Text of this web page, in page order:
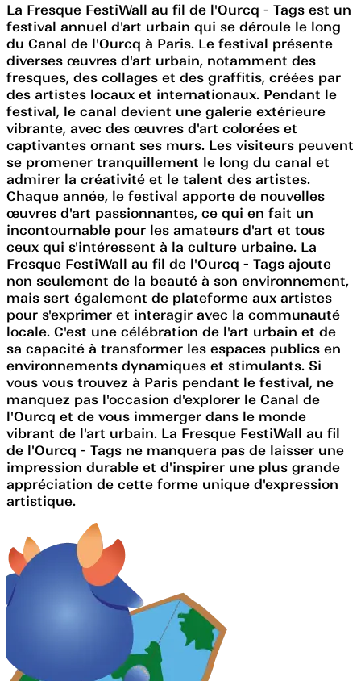
La Fresque FestiWall au fil de l'Ourcq - Tags est un
festival annuel d'art urbain qui se déroule le long
du Canal de l'Ourcq à Paris. Le festival présente
diverses œuvres d'art urbain, notamment des
fresques, des collages et des graffitis, créées par
des artistes locaux et internationaux. Pendant le
festival, le canal devient une galerie extérieure
vibrante, avec des œuvres d'art colorées et
captivantes ornant ses murs. Les visiteurs peuvent
se promener tranquillement le long du canal et
admirer la créativité et le talent des artistes.
Chaque année, le festival apporte de nouvelles
œuvres d'art passionnantes, ce qui en fait un
incontournable pour les amateurs d'art et tous
ceux qui s'intéressent à la culture urbaine. La
Fresque FestiWall au fil de l'Ourcq - Tags ajoute
non seulement de la beauté à son environnement,
mais sert également de plateforme aux artistes
pour s'exprimer et interagir avec la communauté
locale. C'est une célébration de l'art urbain et de
sa capacité à transformer les espaces publics en
environnements dynamiques et stimulants. Si
vous vous trouvez à Paris pendant le festival, ne
manquez pas l'occasion d'explorer le Canal de
l'Ourcq et de vous immerger dans le monde
vibrant de l'art urbain. La Fresque FestiWall au fil
de l'Ourcq - Tags ne manquera pas de laisser une
impression durable et d'inspirer une plus grande
appréciation de cette forme unique d'expression
artistique.